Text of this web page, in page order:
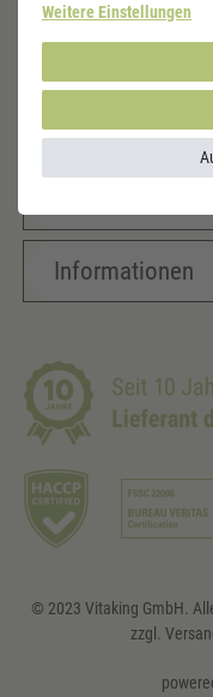
Informationen
© 2023 Vitaking GmbH.
zzgl.
Weitere Einstellungen